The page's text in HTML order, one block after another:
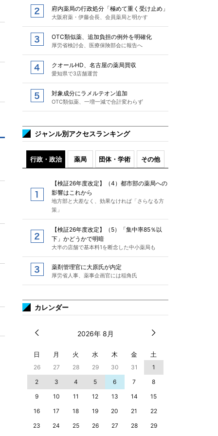
府内薬局の行政処分「極めて重く受け止め」
大阪府薬・伊藤会長、会員薬局と明かす
OTC類似薬、追加負担の例外を明確化
厚労省検討会、医療保険部会に報告へ
クオールHD、名古屋の薬局買収
愛知県で3店舗運営
対象成分にラメルテオン追加
OTC類似薬、一増一減で合計変わらず
ジャンル別アクセスランキング
行政・政治 薬局 団体・学術 その他
【検証26年度改定】（4）都市部の薬局への
影響はこれから
地方部と大差なく、効果なければ「さらなる方
策」
【検証26年度改定】（5）「集中率85％以
下」かどうかで明暗
大半の店舗で基本料1を断念した中小薬局も
薬剤管理官に大原氏が内定
厚労省人事、薬事企画官には稲角氏
カレンダー
2026年 8月
日 月 火 水 木 金 土
26 27 28 29 30 31
1
2
3 4 5 6 7
8
9
10 11 12 13 14
15
16
17 18 19 20 21
22
23
24 25 26 27 28 29